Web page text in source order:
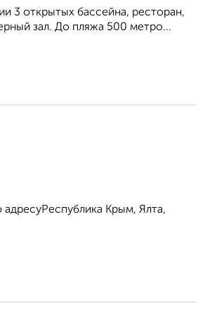
3 открытых бассейна, ресторан,
зал. До пляжа 500 метро...
Крым, Ялта,